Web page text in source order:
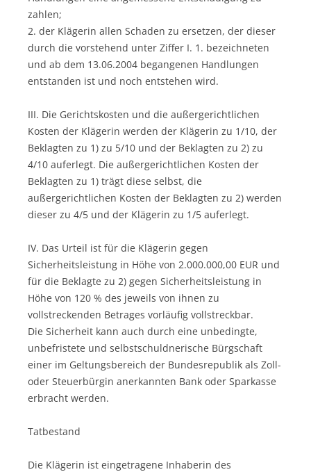
zahlen;
2. der Klägerin allen Schaden zu ersetzen, der dieser
durch die vorstehend unter Ziffer I. 1. bezeichneten
und ab dem 13.06.2004 begangenen Handlungen
entstanden ist und noch entstehen wird.
III. Die Gerichtskosten und die außergerichtlichen
Kosten der Klägerin werden der Klägerin zu 1/10, der
Beklagten zu 1) zu 5/10 und der Beklagten zu 2) zu
4/10 auferlegt. Die außergerichtlichen Kosten der
Beklagten zu 1) trägt diese selbst, die
außergerichtlichen Kosten der Beklagten zu 2) werden
dieser zu 4/5 und der Klägerin zu 1/5 auferlegt.
IV. Das Urteil ist für die Klägerin gegen
Sicherheitsleistung in Höhe von 2.000.000,00 EUR und
für die Beklagte zu 2) gegen Sicherheitsleistung in
Höhe von 120 % des jeweils von ihnen zu
vollstreckenden Betrages vorläufig vollstreckbar.
Die Sicherheit kann auch durch eine unbedingte,
unbefristete und selbstschuldnerische Bürgschaft
einer im Geltungsbereich der Bundesrepublik als Zoll-
oder Steuerbürgin anerkannten Bank oder Sparkasse
erbracht werden.
Tatbestand
Die Klägerin ist eingetragene Inhaberin des